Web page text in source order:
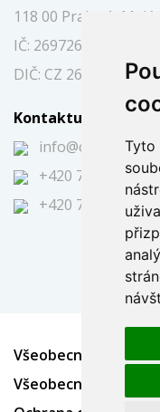
Tyto
118 00 Praha 1, Malá
IČ: 26972697
DIČ: CZ 26972697
Kontaktujte nás
info@caraukce.cz
+420 724 344 591
+420 725 394 751
Všeobecné
Všeobecné